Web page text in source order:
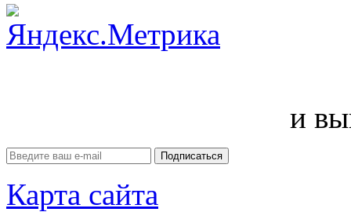
и
Карта сайта